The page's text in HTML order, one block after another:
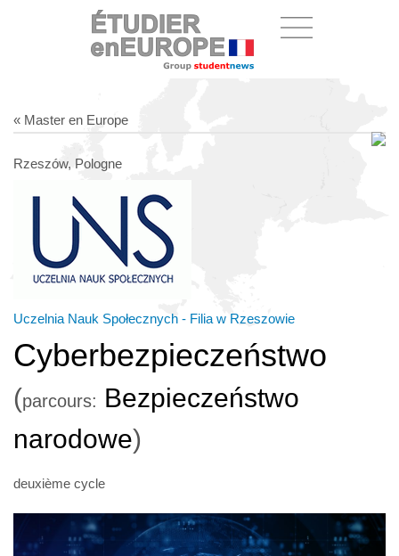
« Master en Europe
Rzeszów, Pologne
Uczelnia Nauk Społecznych - Filia w Rzeszowie
Cyberbezpieczeństwo
(parcours: Bezpieczeństwo
narodowe)
deuxième cycle